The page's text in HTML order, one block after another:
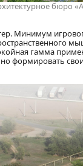
бюро
Минимум
гамма
формировать